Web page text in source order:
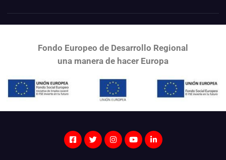
Fondo Europeo de Desarrollo Regional
una manera de hacer Europa